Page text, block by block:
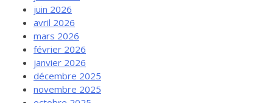
juin 2026
avril 2026
mars 2026
février 2026
janvier 2026
décembre 2025
novembre 2025